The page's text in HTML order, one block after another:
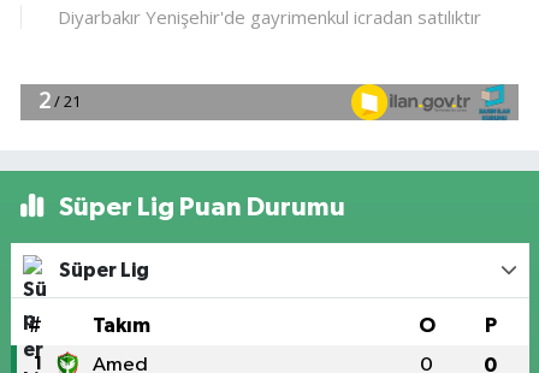
Süper Lig Puan Durumu
Süper Lig
# Takım O P
1 Amed 0 0